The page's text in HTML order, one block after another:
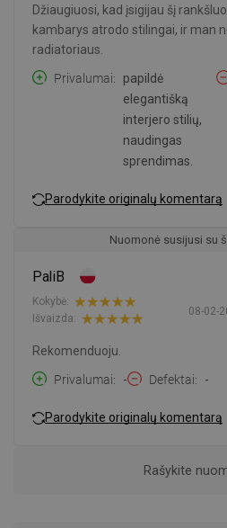
Džiaugiuosi, kad įsigijau šį
kambarys atrodo stilingai, ir man
radiatoriaus.
Privalumai
papildė
elegantišką
interjero stilių,
naudingas
sprendimas.
Parodykite originalų komentarą
Nuomonė susijusi su
PaliB
08-02-
Kokybė:
Išvaizda:
Rekomenduoju.
Privalumai
- Defektai -
Parodykite originalų komentarą
Rašykite